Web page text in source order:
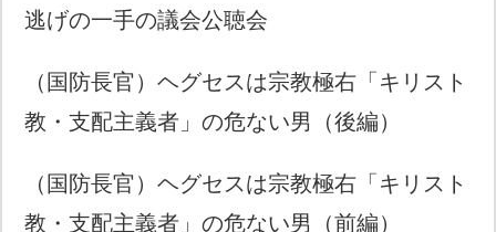
逃げの一手の議会公聴会
（国防長官）ヘグセスは宗教極右「キリスト
教・支配主義者」の危ない男（後編）
（国防長官）ヘグセスは宗教極右「キリスト
教・支配主義者」の危ない男（前編）